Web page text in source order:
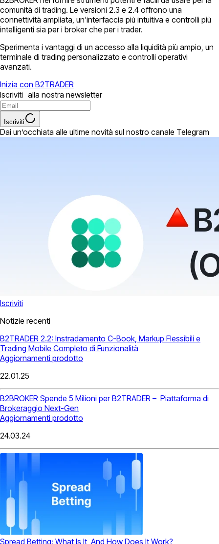
comunità di trading. Le versioni 2.3 e 2.4 offrono una
connettività ampliata, un'interfaccia più intuitiva e controlli più
intelligenti sia per i broker che per i trader.
Sperimenta i vantaggi di un accesso alla liquidità più ampio, un
terminale di trading personalizzato e controlli operativi
avanzati.
Inizia con B2TRADER
Iscriviti alla nostra newsletter
Iscriviti
Dai un’occhiata alle ultime novità sul nostro canale Telegram
Iscriviti
Notizie recenti
B2TRADER 2.2: Instradamento C-Book, Markup Flessibili e
Trading Mobile Completo di Funzionalità
Aggiornamenti prodotto
22.01.25
B2BROKER Spende 5 Milioni per B2TRADER – Piattaforma di
Brokeraggio Next-Gen
Aggiornamenti prodotto
24.03.24
Spread Betting: What Is It, And How Does It Work?